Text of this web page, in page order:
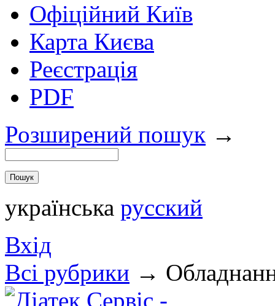
Офіційний Київ
Карта Києва
Реєстрація
PDF
Розширений пошук →
українська русский
Вхід
Всi рубрики →